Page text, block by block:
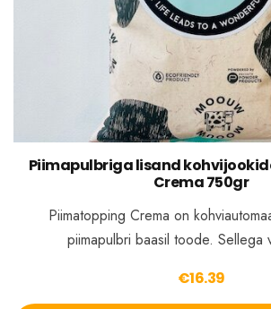
Piimapulbriga lisand
Crema 750gr
Piimatopping Crema on
piimapulbri baasil toode. Sellega
€16.39